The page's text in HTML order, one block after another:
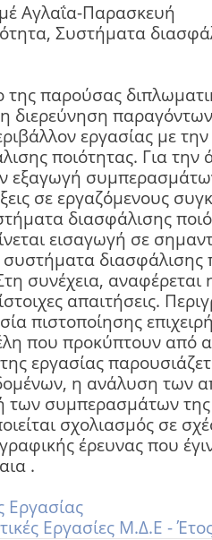
Αγλαΐα-Παρασκευή
Συστήματα
της παρούσας
διερεύνηση
εργασίας με
ποιότητας. Για την
εξαγωγή
σε εργαζόμενους
διασφάλισης
εισαγωγή σε
διασφάλισης
συνέχεια, αναφέρεται
απαιτήσεις.
πιστοποίησης
που προκύπτουν από
εργασίας
η ανάλυση των
των συμπερασμάτων της
σχολιασμός σε
έρευνας που
.
Εργασίας
Εργασίες Μ.Δ.Ε -